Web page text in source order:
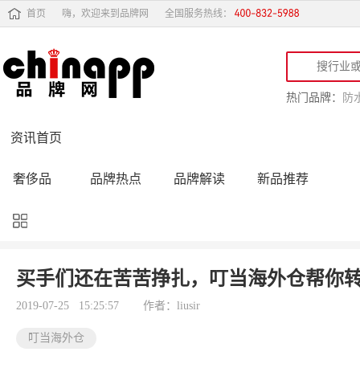
首页 嗨，欢迎来到品牌网 全国服务热线：
热门品牌： 防
资讯首页
奢侈品 品牌热点 品牌解读 新品推荐
品牌黑榜
品牌导购 专家点评 精彩点评
买手们还在苦苦挣扎，叮当海外仓帮你
2019-07-25 15:25:57 作者：liusir
叮当海外仓